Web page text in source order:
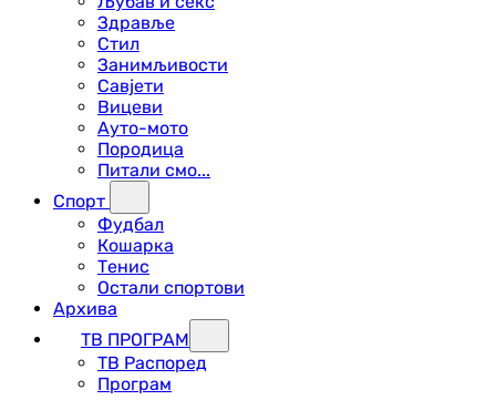
Здравље
Стил
Занимљивости
Савјети
Вицеви
Ауто-мото
Породица
Питали смо...
Спорт
Фудбал
Кошарка
Тенис
Остали спортови
Архива
ТВ ПРОГРАМ
ТВ Распоред
Програм